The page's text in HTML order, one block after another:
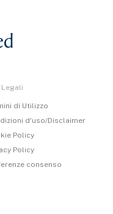
Legali
di Utilizzo
d'uso/Disclaimer
Policy
Policy
consenso